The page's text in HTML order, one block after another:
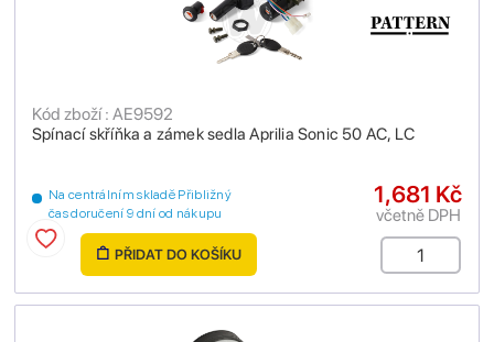
Spínací skříňka a zámek sedla Aprilia Sonic 50 AC, LC
Kód zboží : AE9592
Na centrálním skladě Přibližný
čas doručení 9 dní od nákupu
1,681 Kč
včetně DPH
PŘIDAT DO KOŠÍKU